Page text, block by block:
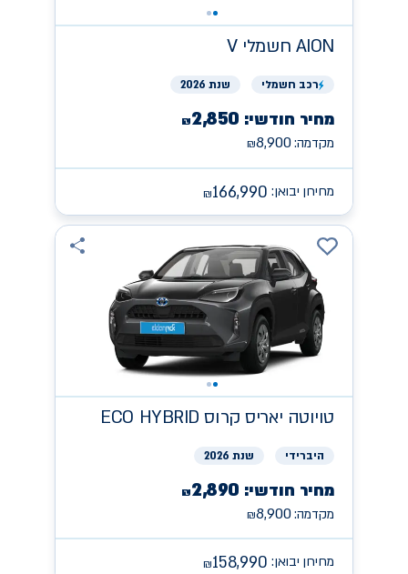
AION חשמלי V
רכב חשמלי שנת 2026
מחיר חודשי: ₪2,850
מקדמה: ₪8,900
מחירון יבואן: ₪166,990
טויוטה יאריס קרוס ECO HYBRID
היברידי שנת 2026
מחיר חודשי: ₪2,890
מקדמה: ₪8,900
מחירון יבואן: ₪158,990